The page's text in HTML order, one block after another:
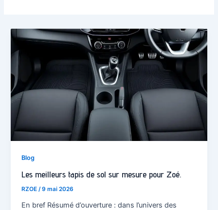
Blog
Les meilleurs tapis de sol sur mesure pour Zoé.
RZOE/9 mai 2026
En bref Résumé d’ouverture : dans l’univers des